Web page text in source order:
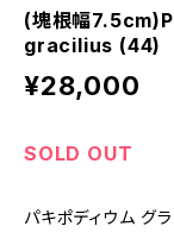
(塊根幅
gracilius (44)
¥28,000
SOLD OUT
パキポディウム グ